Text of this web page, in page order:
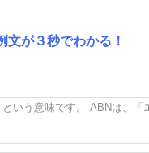
文が３秒でわかる！
いう意味です。 ABNは、